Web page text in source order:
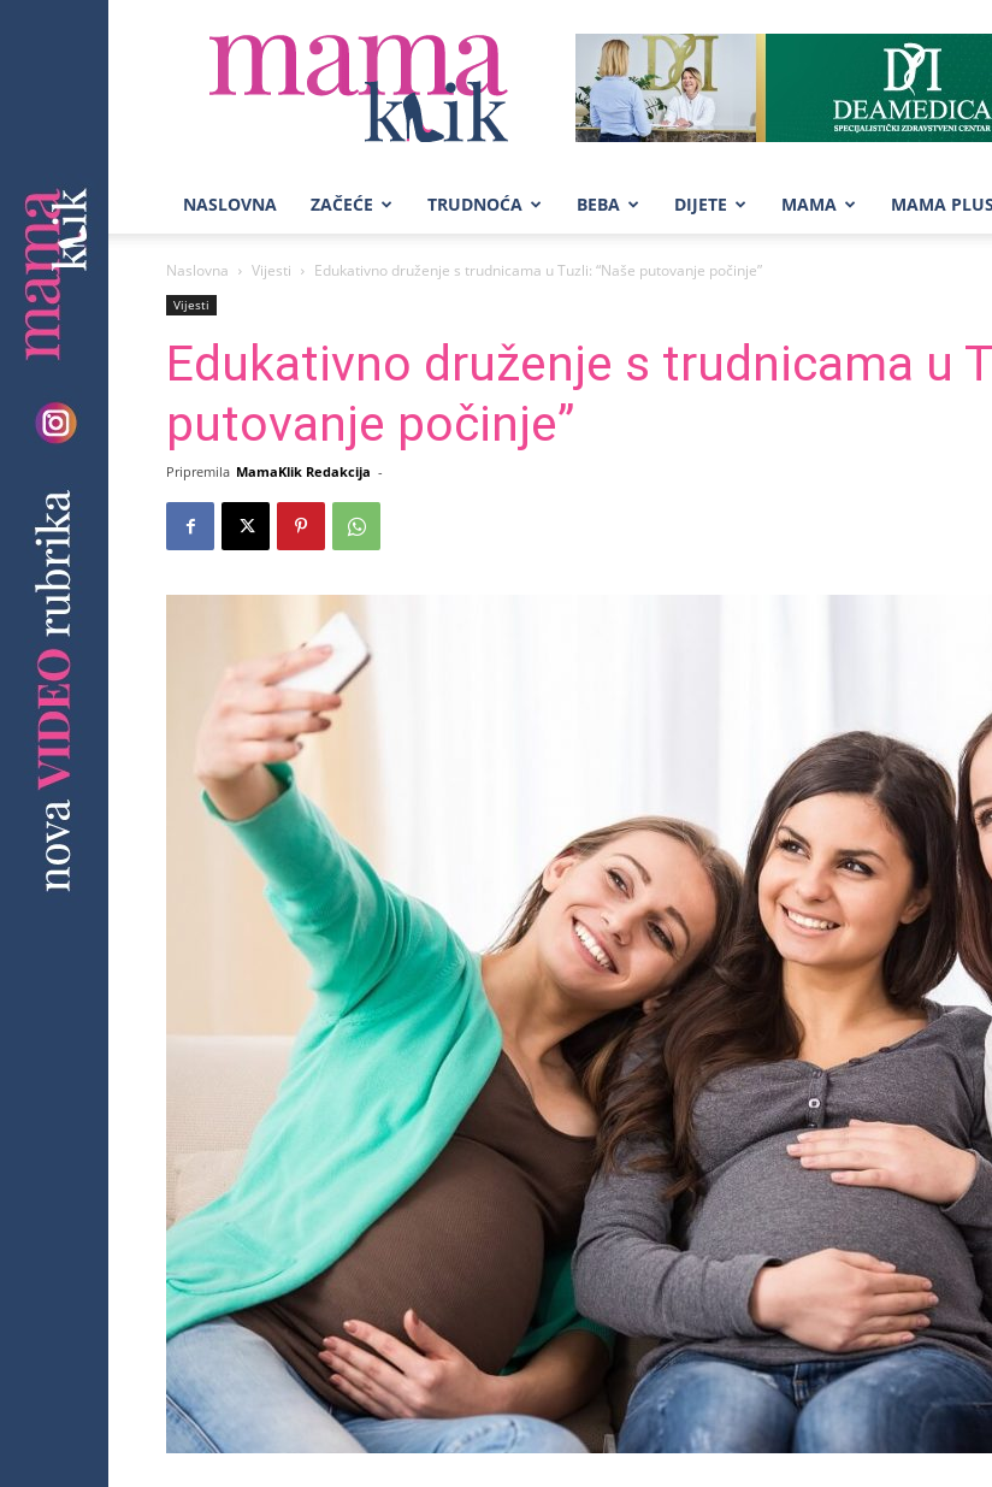
Mama
NASLOVNA ZAČEĆE TRUDNOĆA BEBA DIJETE MAMA MAMA PLUS
Naslovna Vijesti Edukativno druženje s trudnicama u Tuzli: “Naše putovanje počinje”
Vijesti
Edukativno druženje s trudnicama u
putovanje počinje”
Pripremila MamaKlik Redakcija -